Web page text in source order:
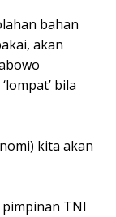
bahan
akan
bila
kita akan
TNI